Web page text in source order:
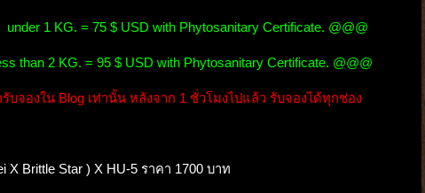
1 KG. = 75 $ USD with Phytosanitary Certificate. @@@
than 2 KG. = 95 $ USD with Phytosanitary Certificate. @@@
รับจองใน Blog เท่านั้น หลังจาก 1 ชั่วโมงไปแล้ว รับจองได้ทุกช่อง
X Brittle Star ) X HU-5 ราคา 1700 บาท